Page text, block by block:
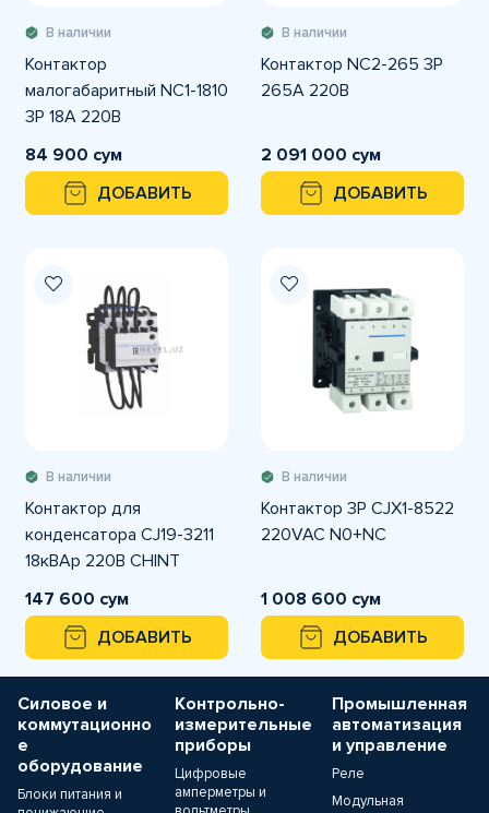
В наличии
Контактор
малогабаритный NC1-1810
3P 18А 220В
84 900 сум
ДОБАВИТЬ
В наличии
Контактор NC2-265 3P
265А 220В
2 091 000 сум
ДОБАВИТЬ
В наличии
Контактор для
конденсатора CJ19-3211
18кВАр 220В CHINT
147 600 сум
ДОБАВИТЬ
В наличии
Контактор 3P CJX1-8522
220VAC N0+NC
1 008 600 сум
ДОБАВИТЬ
Силовое и
коммутационно
е
оборудование
Блоки питания и
Контрольно-
измерительные
приборы
Цифровые
амперметры и
Промышленная
автоматизация
и управление
Реле
Модульная